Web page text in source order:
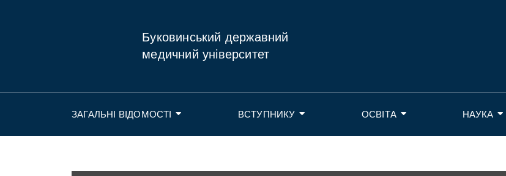
Буковинський державний
медичний університет
ЗАГАЛЬНІ ВІДОМОСТІ ВСТУПНИКУ ОСВІТА НАУКА